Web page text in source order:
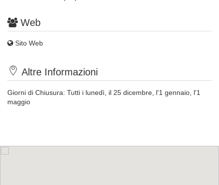
Web
Sito Web
Altre Informazioni
Giorni di Chiusura: Tutti i lunedì, il 25 dicembre, l'1 gennaio, l'1
maggio